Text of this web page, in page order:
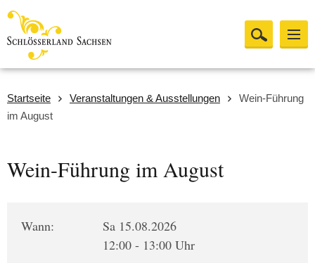
Startseite Veranstaltungen & Ausstellungen
Wein-Führung
im August
Wein-Führung im August
Wann:
Sa 15.08.2026
12:00 - 13:00 Uhr